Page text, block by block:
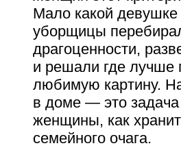
Мало какой девушке
уборщицы
драгоценности,
и решали где лучше
любимую картину.
в доме — это
женщины, как
семейного очага.